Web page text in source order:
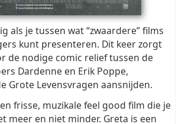
als je tussen wat “zwaardere” films
kunt presenteren. Dit keer zorgt
de nodige comic relief tussen de
Dardenne en Erik Poppe,
Grote Levensvragen aansnijden.
frisse, muzikale feel good film die je
meer en niet minder. Greta is een